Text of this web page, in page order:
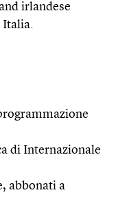
irlandese
Italia.
di Internazionale
abbonati a